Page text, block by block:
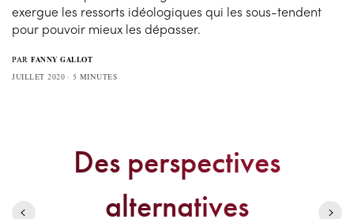
exergue les ressorts idéologiques qui les sous-tendent
pour pouvoir mieux les dépasser.
PAR FANNY GALLOT
JUILLET 2020
5 MINUTES
Des perspectives
alternatives